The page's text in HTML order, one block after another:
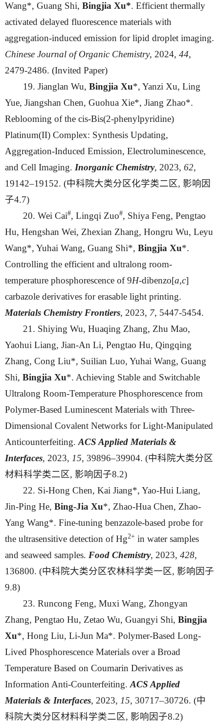
Wang*, Guang Shi, Bingjia Xu*. Efficient thermally
activated delayed fluorescence materials with
aggregation-induced emission for lipid droplet imaging.
Chinese Journal of Organic Chemistry, 2024, 44,
2479-2486. (Invited Paper)
19. Jianglan Wu,Bingjia Xu*, Yanzi Xu, Ling
Yue, Jiangshan Chen, Guohua Xie*, Jiang Zhao*.
Reblooming of the cis-Bis(2-phenylpyridine)
Platinum(II) Complex: Synthesis Updating,
Aggregation-Induced Emission, Electroluminescence,
and Cell Imaging. Inorganic Chemistry, 2023, 62,
19142–19152. (中科院大类分区化学类二区, 影响因
子4.7)
20. Wei Cai#, Lingqi Zuo#, Shiya Feng, Pengtao
Hu, Hengshan Wei, Zhexian Zhang, Hongru Wu, Leyu
Wang*, Yuhai Wang, Guang Shi*, Bingjia Xu*.
Controlling the efficient and ultralong room-
temperature phosphorescence of 9H-dibenzo[a,c]
carbazole derivatives for erasable light printing.
Materials Chemistry Frontiers, 2023, 7, 5447-5454.
21. Shiying Wu, Huaqing Zhang, Zhu Mao,
Yaohui Liang, Jian-An Li, Pengtao Hu, Qingqing
Zhang, Cong Liu*, Suilian Luo, Yuhai Wang, Guang
Shi, Bingjia Xu*. Achieving Stable and Switchable
Ultralong Room-Temperature Phosphorescence from
Polymer-Based Luminescent Materials with Three-
Dimensional Covalent Networks for Light-Manipulated
Anticounterfeiting. ACS Applied Materials &
Interfaces, 2023, 15, 39896–39904. (中科院大类分区
材料科学类二区, 影响因子8.2)
22. Si-Hong Chen, Kai Jiang*, Yao-Hui Liang,
Jin-Ping He, Bing-Jia Xu*, Zhao-Hua Chen, Zhao-
Yang Wang*. Fine-tuning benzazole-based probe for
the ultrasensitive detection of Hg2+ in water samples
and seaweed samples. Food Chemistry, 2023, 428,
136800. (中科院大类分区农林科学类一区, 影响因子
9.8)
23. Runcong Feng, Muxi Wang, Zhongyan
Zhang, Pengtao Hu, Zetao Wu, Guangyi Shi, Bingjia
Xu*, Hong Liu, Li-Jun Ma*. Polymer-Based Long-
Lived Phosphorescence Materials over a Broad
Temperature Based on Coumarin Derivatives as
Information Anti-Counterfeiting. ACS Applied
Materials & Interfaces, 2023, 15, 30717–30726. (中
科院大类分区材料科学类二区, 影响因子8.2)